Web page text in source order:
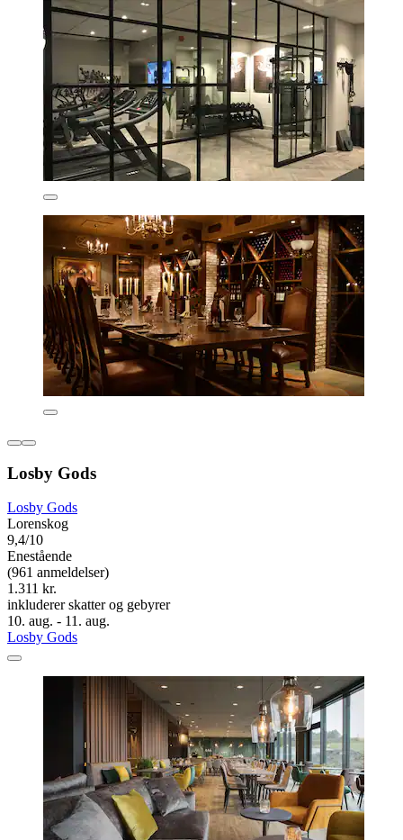
Losby Gods
Losby Gods
Lorenskog
9,4/10
Enestående
(961 anmeldelser)
1.311 kr.
inkluderer skatter og gebyrer
10. aug. - 11. aug.
Losby Gods